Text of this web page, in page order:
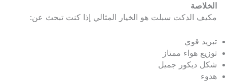
الخلاصة
مكيف الدكت سبلت هو الخيار المثالي إذا كنت تبحث عن:
تبريد قوي
توزيع هواء ممتاز
شكل ديكور جميل
هدوء